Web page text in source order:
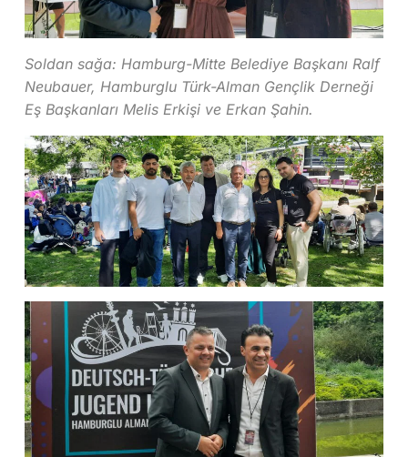
Soldan sağa: Hamburg-Mitte Belediye Başkanı Ralf
Neubauer, Hamburglu Türk-Alman Gençlik Derneği
Eş Başkanları Melis Erkişi ve Erkan Şahin.